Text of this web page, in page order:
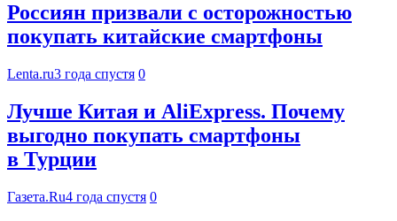
Россиян призвали с осторожностью
покупать китайские смартфоны
Lenta.ru3 года спустя 0
Лучше Китая и AliExpress. Почему
выгодно покупать смартфоны
в Турции
Газета.Ru4 года спустя 0